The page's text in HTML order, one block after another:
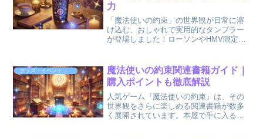
力
「魔法使いの約束」の世界観が日常に溶
け込む、おしゃれで実用的なタンブラー
が登場しました！ローソンやHMV限定で
をテーマにしたデザインが魅力的な一品
です。今...
グッズ・イベント情報
魔法使いの約束関連書籍ガイド｜
購入ポイントも徹底解説
人気ゲーム『魔法使いの約束』は、その
世界観をさらに楽しめる関連書籍が数多
く展開されています。本屋で手に入る画